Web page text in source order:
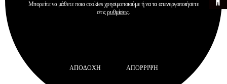
Μπορείτε να μάθετε ποια cookies χρησιμοποιούμε ή να τα απενεργοποιήσετε
στιςρυθμίσεις.
ΑΠΟΔΟΧΉ ΑΠΌΡΡΙΨΗ